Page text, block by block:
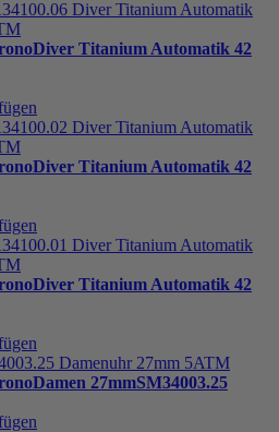
Diver Titanium Automatik 42
Diver Titanium Automatik 42
Diver Titanium Automatik 42
Damen 27mmSM34003.25